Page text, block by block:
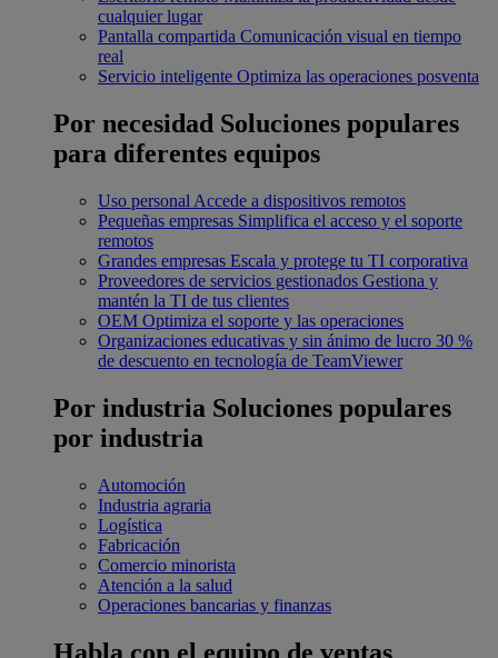
cualquier lugar
Pantalla compartida Comunicación visual en tiempo
real
Servicio inteligente Optimiza las operaciones posventa
Por necesidad Soluciones populares
para diferentes equipos
Uso personal Accede a dispositivos remotos
Pequeñas empresas Simplifica el acceso y el soporte
remotos
Grandes empresas Escala y protege tu TI corporativa
Proveedores de servicios gestionados Gestiona y
mantén la TI de tus clientes
OEM Optimiza el soporte y las operaciones
Organizaciones educativas y sin ánimo de lucro 30 %
de descuento en tecnología de TeamViewer
Por industria Soluciones populares
por industria
Automoción
Industria agraria
Logística
Fabricación
Comercio minorista
Atención a la salud
Operaciones bancarias y finanzas
Habla con el equipo de ventas